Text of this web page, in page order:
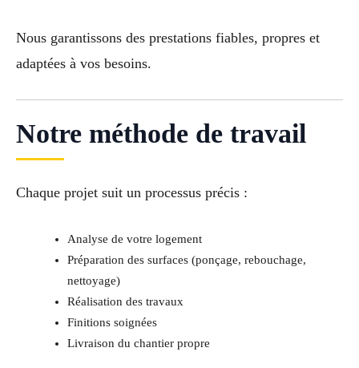
Nous garantissons des prestations fiables, propres et
adaptées à vos besoins.
Notre méthode de travail
Chaque projet suit un processus précis :
Analyse de votre logement
Préparation des surfaces (ponçage, rebouchage,
nettoyage)
Réalisation des travaux
Finitions soignées
Livraison du chantier propre